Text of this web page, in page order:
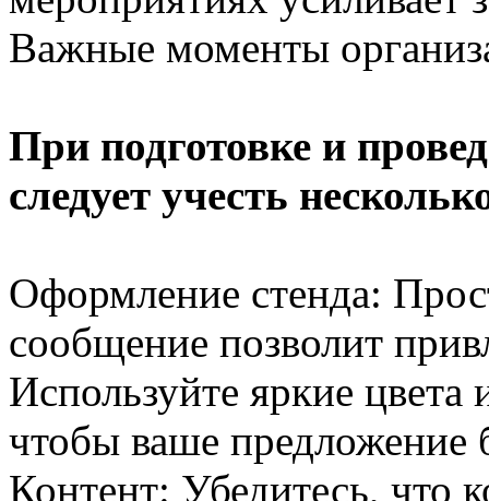
Важные моменты
При подготовке и
следует учесть
Оформление стенда:
сообщение позволит
Используйте яркие
чтобы ваше предложение
Контент: Убедитесь, что